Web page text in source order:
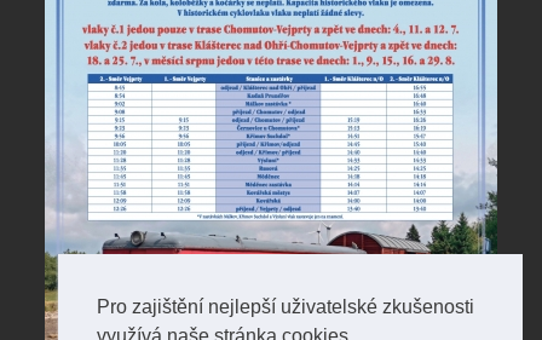
Pro zajištění nejlepší uživatelské zkušenosti
využívá naše stránka cookies